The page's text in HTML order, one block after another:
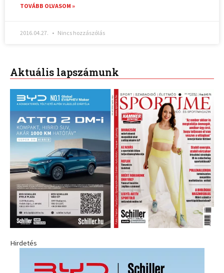
TOVÁBB OLVASOM »
2016.04.27. Nincs hozzászólás
Aktuális lapszámunk
Hirdetés